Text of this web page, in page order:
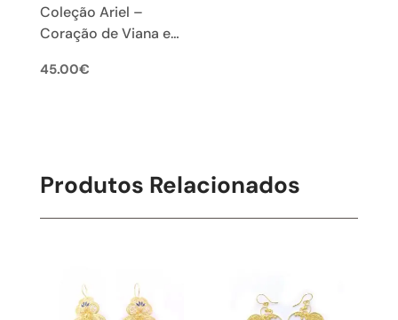
Coleção Ariel –
Coração de Viana em
45.00€
Produtos Relacionados